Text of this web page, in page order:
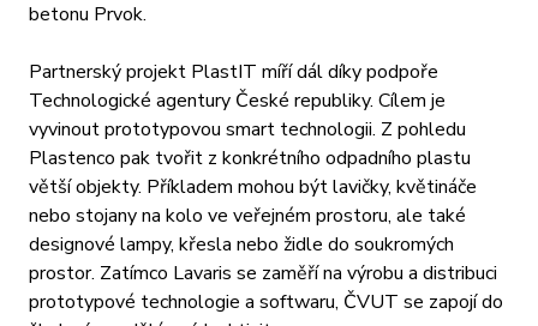
betonu Prvok.
Partnerský projekt PlastIT míří dál díky podpoře
Technologické agentury České republiky. Cílem je
vyvinout prototypovou smart technologii. Z pohledu
Plastenco pak tvořit z konkrétního odpadního plastu
větší objekty. Příkladem mohou být lavičky, květináče
nebo stojany na kolo ve veřejném prostoru, ale také
designové lampy, křesla nebo židle do soukromých
prostor. Zatímco Lavaris se zaměří na výrobu a distribuci
prototypové technologie a softwaru, ČVUT se zapojí do